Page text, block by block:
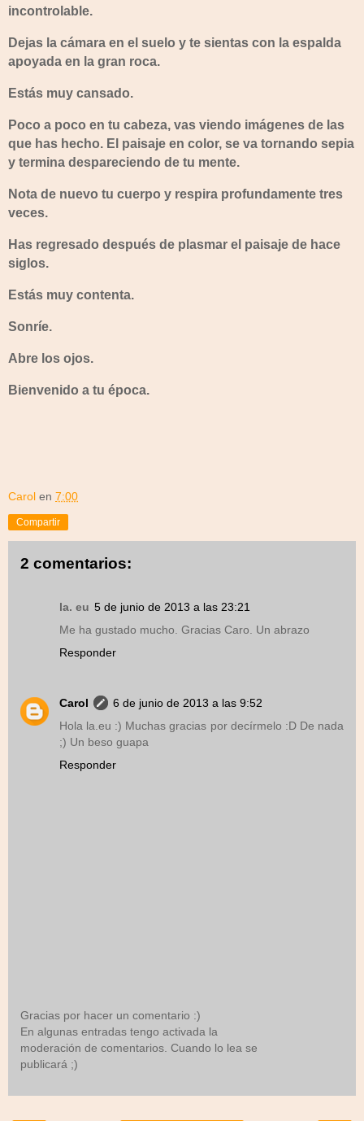
incontrolable.
Dejas la cámara en el suelo y te sientas con la espalda
apoyada en la gran roca.
Estás muy cansado.
Poco a poco en tu cabeza, vas viendo imágenes de las
que has hecho. El paisaje en color, se va tornando sepia
y termina despareciendo de tu mente.
Nota de nuevo tu cuerpo y respira profundamente tres
veces.
Has regresado después de plasmar el paisaje de hace
siglos.
Estás muy contenta.
Sonríe.
Abre los ojos.
Bienvenido a tu época.
Carol en 7:00
Compartir
2 comentarios:
la. eu 5 de junio de 2013 a las 23:21
Me ha gustado mucho. Gracias Caro. Un abrazo
Responder
Carol
6 de junio de 2013 a las 9:52
Hola la.eu :) Muchas gracias por decírmelo :D De nada
;) Un beso guapa
Responder
Gracias por hacer un comentario :)
En algunas entradas tengo activada la
moderación de comentarios. Cuando lo lea se
publicará ;)